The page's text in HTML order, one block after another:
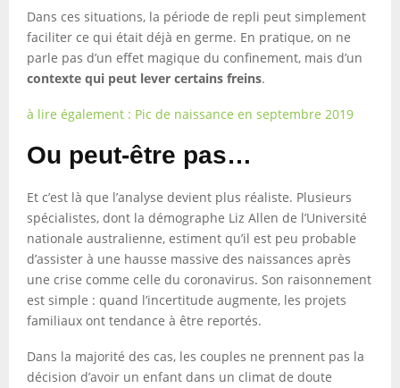
Dans ces situations, la période de repli peut simplement
faciliter ce qui était déjà en germe. En pratique, on ne
parle pas d’un effet magique du confinement, mais d’un
contexte qui peut lever certains freins.
à lire également : Pic de naissance en septembre 2019
Ou peut-être pas…
Et c’est là que l’analyse devient plus réaliste. Plusieurs
spécialistes, dont la démographe Liz Allen de l’Université
nationale australienne, estiment qu’il est peu probable
d’assister à une hausse massive des naissances après
une crise comme celle du coronavirus. Son raisonnement
est simple : quand l’incertitude augmente, les projets
familiaux ont tendance à être reportés.
Dans la majorité des cas, les couples ne prennent pas la
décision d’avoir un enfant dans un climat de doute